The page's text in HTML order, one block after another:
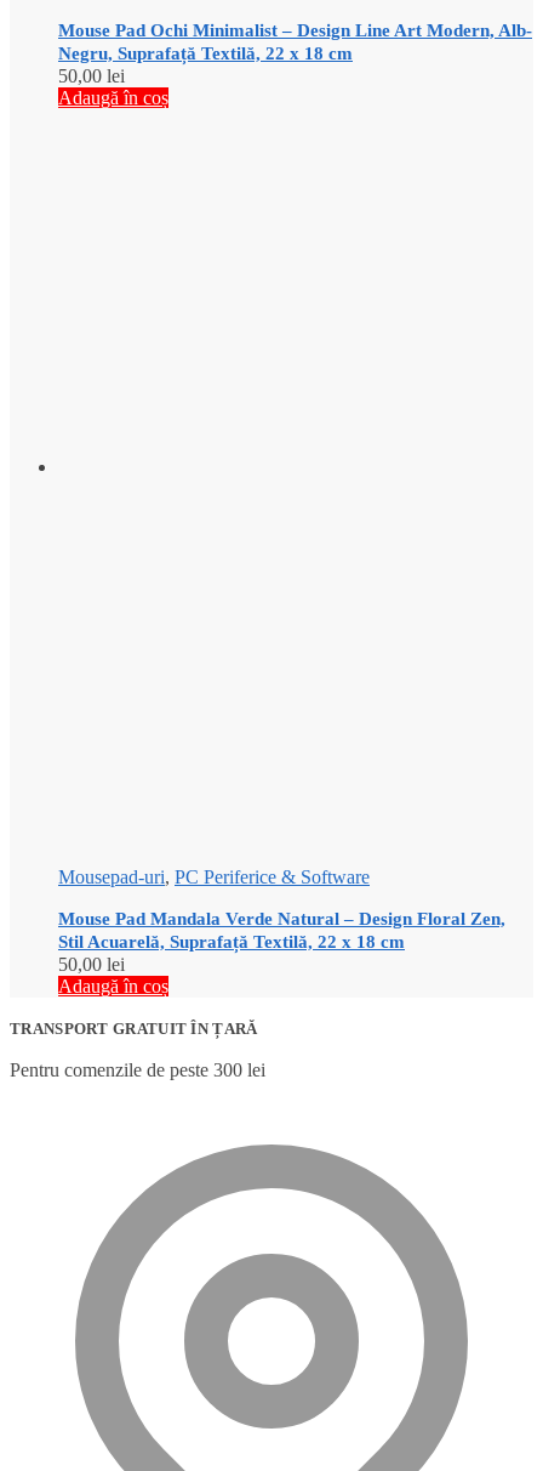
Mouse Pad Ochi Minimalist – Design Line Art Modern, Alb-
Negru, Suprafață Textilă, 22 x 18 cm
50,00 lei
Adaugă în coș
Mousepad-uri, PC Periferice & Software
Mouse Pad Mandala Verde Natural – Design Floral Zen,
Stil Acuarelă, Suprafață Textilă, 22 x 18 cm
50,00 lei
Adaugă în coș
TRANSPORT GRATUIT ÎN ȚARĂ
Pentru comenzile de peste 300 lei